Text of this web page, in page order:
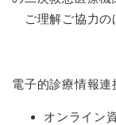
ご理解ご協力の
電子的診療情報連
オンライン